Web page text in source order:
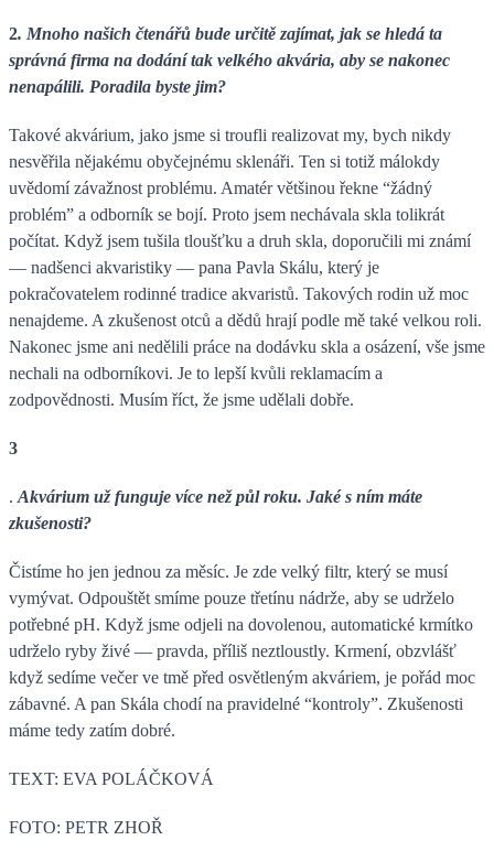
2. Mnoho našich čtenářů bude určitě zajímat, jak se hledá ta
správná firma na dodání tak velkého akvária, aby se nakonec
nenapálili. Poradila byste jim?
Takové akvárium, jako jsme si troufli realizovat my, bych nikdy
nesvěřila nějakému obyčejnému sklenáři. Ten si totiž málokdy
uvědomí závažnost problému. Amatér většinou řekne “žádný
problém” a odborník se bojí. Proto jsem nechávala skla tolikrát
počítat. Když jsem tušila tloušťku a druh skla, doporučili mi známí
— nadšenci akvaristiky — pana Pavla Skálu, který je
pokračovatelem rodinné tradice akvaristů. Takových rodin už moc
nenajdeme. A zkušenost otců a dědů hrají podle mě také velkou roli.
Nakonec jsme ani nedělili práce na dodávku skla a osázení, vše jsme
nechali na odborníkovi. Je to lepší kvůli reklamacím a
zodpovědnosti. Musím říct, že jsme udělali dobře.
3
. Akvárium už funguje více než půl roku. Jaké s ním máte
zkušenosti?
Čistíme ho jen jednou za měsíc. Je zde velký filtr, který se musí
vymývat. Odpouštět smíme pouze třetínu nádrže, aby se udrželo
potřebné pH. Když jsme odjeli na dovolenou, automatické krmítko
udrželo ryby živé — pravda, příliš neztloustly. Krmení, obzvlášť
když sedíme večer ve tmě před osvětleným akváriem, je pořád moc
zábavné. A pan Skála chodí na pravidelné “kontroly”. Zkušenosti
máme tedy zatím dobré.
TEXT: EVA POLÁČKOVÁ
FOTO: PETR ZHOŘ